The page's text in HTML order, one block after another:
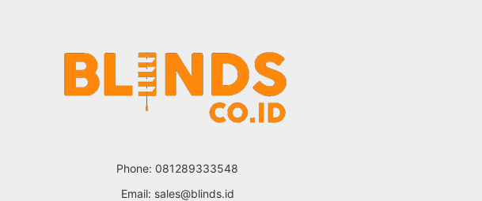
Phone: 081289333548
Email: sales@blinds.id